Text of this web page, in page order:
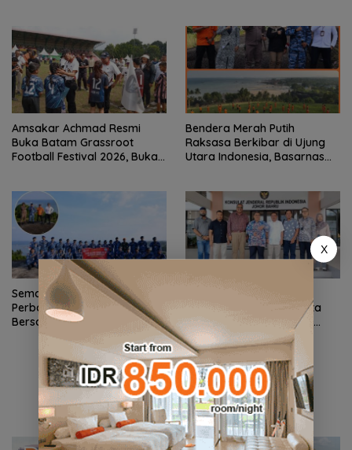
Amsakar Achmad Resmi
Buka Batam Grassroot
Football Festival 2026, Buka
Bendera Merah Putih
Raksasa Berkibar di Ujung
Utara Indonesia, Basarnas
Perbatasan
Semangat Kebangsaan di
Perbatasan, Lanud RSA
Bersama Instansi Natuna
Meriahkan Persiapan HUT
Penuh Family Rally Wisata
dan International Soccer
Batam Cup 2026
X